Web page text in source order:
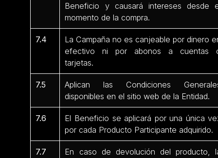
Beneficio y causará intereses desde
momento de la compra.
7.4
La Campaña no es canjeable por dinero
efectivo ni por abonos a cuentas
tarjetas.
7.5
Aplican las Condiciones
disponibles en el sitio web de la Entidad.
7.6
El Beneficio se aplicará por una única
por cada Producto Participante adquirido.
7.7
En caso de devolución del producto,